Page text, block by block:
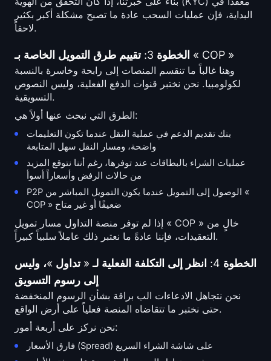
البداية، فإن عمليات السحب عادة ما تصبح مشكلة أكبر بكثير
لاحقاً.
الخطوة 3: تقييم طرق التمويل الخاصة بـ « COP »
وهنا غالباً ما تنقسم المنصات إلى رابحة وخاسرة بالنسبة
لكولومبيا. نحن نختبر قنوات الدفع الفعلية، وليس النصوص
التسويقية.
الطرق التي نبحث عنها أولاً هي:
بنك تقديم الدعم في عملية النقل عندما تكون التعليمات
واضحة، ومسار النقل سهل المتابعة
عمليات الشراء بالبطاقات عند توفرها، رغم أننا نتوقع المزيد
من حالات الرفض وأسعاراً أسوأ
P2P الوصول إلى التمويل عندما يكون التمويل المباشر من «
COP » ضعيفًا أو غير متاح
إذا لم توفر منصة التداول مسار تمويل « COP » خالٍ من
التعقيدات، فإننا عادةً ما نعتبر ذلك عاملاً سلبياً كبيراً.
الخطوة 4: انظر إلى التكلفة الفعلية لـ « تداول »، وليس
إلى رسوم التسويق
نحن نتجاهل الادعاءات الب براقة بشأن الرسوم المنخفضة
حتى نختبر ما تتقاضاه المنصة فعلياً على أرض الواقع.
نحن نركز على أربعة أمور:
فارق الأسعار (Spread) على شاشة الشراء السريع